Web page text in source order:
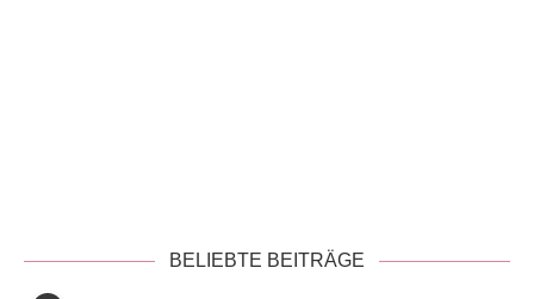
BELIEBTE BEITRÄGE